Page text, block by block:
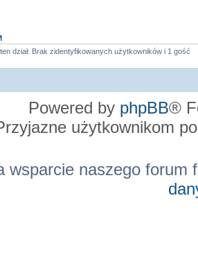
dział: Brak zidentyfikowanych użytkowników i 1 gość
Powered by phpBB®
użytkownikom
wsparcie naszego